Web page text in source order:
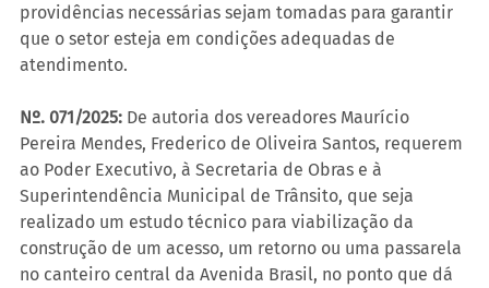
providências necessárias sejam tomadas para garantir
que o setor esteja em condições adequadas de
atendimento.
Nº. 071/2025: De autoria dos vereadores Maurício
Pereira Mendes, Frederico de Oliveira Santos, requerem
ao Poder Executivo, à Secretaria de Obras e à
Superintendência Municipal de Trânsito, que seja
realizado um estudo técnico para viabilização da
construção de um acesso, um retorno ou uma passarela
no canteiro central da Avenida Brasil, no ponto que dá